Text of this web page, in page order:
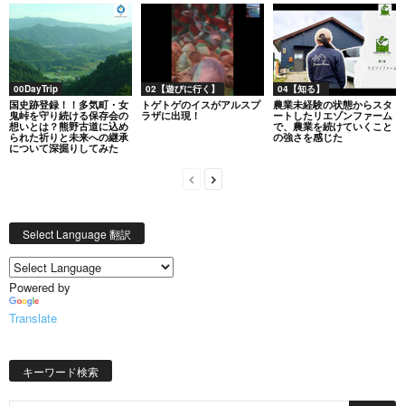
00DayTrip
国史跡登録！！多気町・女
鬼峠を守り続ける保存会の
想いとは？熊野古道に込め
られた祈りと未来への継承
について深掘りしてみた
02【遊びに行く】
トゲトゲのイスがアルスプ
ラザに出現！
04【知る】
農業未経験の状態からスタ
ートしたリエゾンファーム
で、農業を続けていくこと
の強さを感じた
Select Language 翻訳
Powered by
Translate
キーワード検索